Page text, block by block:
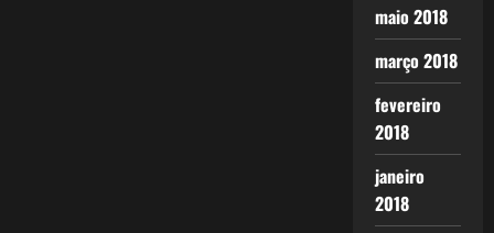
maio 2018
março 2018
fevereiro
2018
janeiro
2018